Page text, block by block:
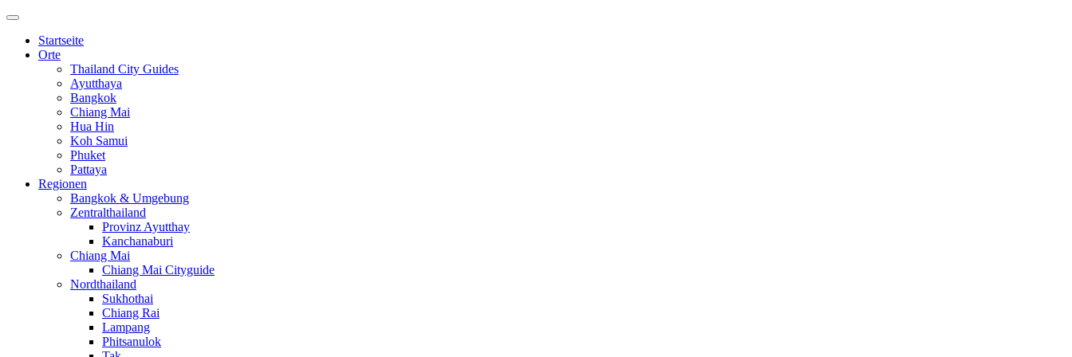
Startseite
Orte
Thailand City Guides
Ayutthaya
Bangkok
Chiang Mai
Hua Hin
Koh Samui
Phuket
Pattaya
Regionen
Bangkok & Umgebung
Zentralthailand
Provinz Ayutthay
Kanchanaburi
Chiang Mai
Chiang Mai Cityguide
Nordthailand
Sukhothai
Chiang Rai
Lampang
Phitsanulok